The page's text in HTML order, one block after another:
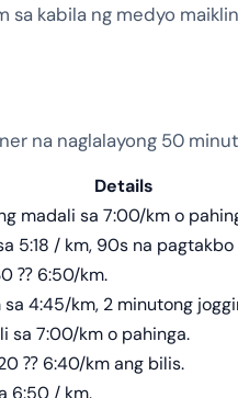
kabila ng medyo
na naglalayong 50
Details
madali sa 7:00/km o
5:18 / km, 90s na
⁇ 6:50/km.
4:45/km, 2 minutong
sa 7:00/km o pahinga.
⁇ 6:40/km ang bilis.
6:50 / km.